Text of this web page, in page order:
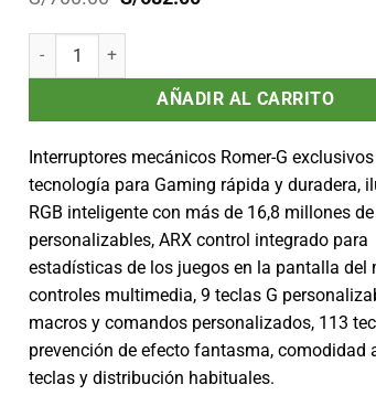
original
S/700.00.S/682.00.
Teclado Gamer Logitech G910 Orion Spark,
AÑADIR AL CARRITO
Interruptores mecánicos Romer-G
tecnología para Gaming rápida y duradera,
RGB inteligente con más de 16,8 millones
personalizables, ARX control integrado para
estadísticas de los juegos en la pantalla del
controles multimedia, 9 teclas G
macros y comandos personalizados, 113
prevención de efecto fantasma, comodidad
teclas y distribución habituales.